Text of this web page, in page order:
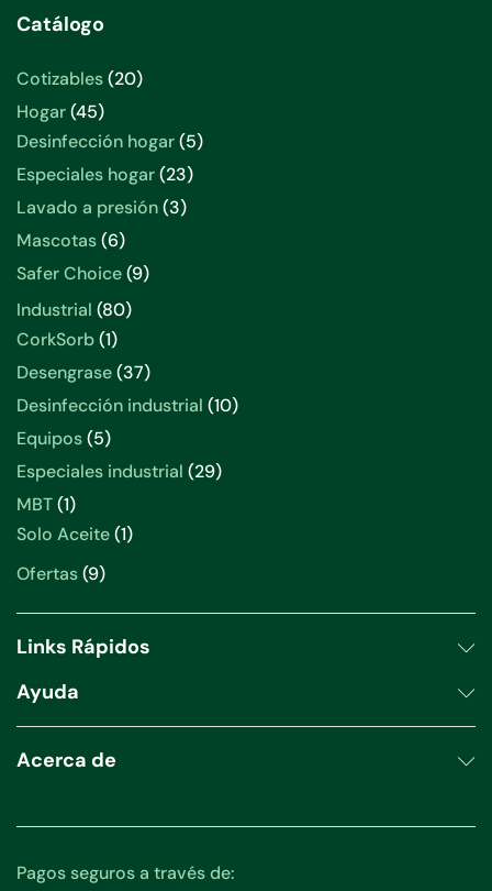
Catálogo
Cotizables 2020
Hogar 4545
productos
Desinfección hogar 55
Especiales hogar 2323
productos
Lavado a presión 33
Mascotas 66
productos
Safer Choice 99
Industrial 8080
CorkSorb 11
producto
Desengrase 3737
productos
Desinfección industrial 1010
Equipos 55
productos
Especiales industrial 2929
MBT 11
producto
Solo Aceite 11
Ofertas 99
Links Rápidos
Ayuda
Acerca de
Pagos seguros a través de: